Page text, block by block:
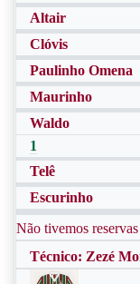
Altair
Clóvis
Paulinho Omena
Maurinho
Waldo
1
Telê
Escurinho
Não tivemos reservas
Técnico: Zezé